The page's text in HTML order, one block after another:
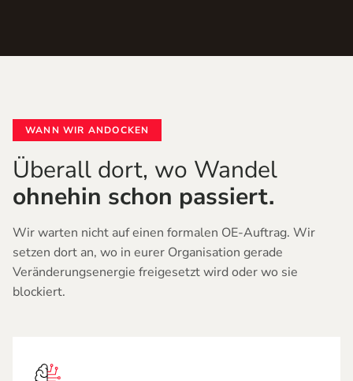
WANN WIR ANDOCKEN
Überall dort, wo Wandel
ohnehin schon passiert.
Wir warten nicht auf einen formalen OE-Auftrag. Wir
setzen dort an, wo in eurer Organisation gerade
Veränderungsenergie freigesetzt wird oder wo sie
blockiert.